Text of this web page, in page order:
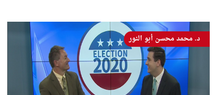
د. محمد محسن أبو النور